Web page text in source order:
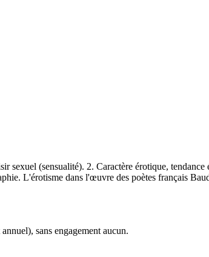
sexuel (sensualité). 2. Caractère érotique,
L'érotisme dans l'œuvre des poètes français
sans engagement aucun.